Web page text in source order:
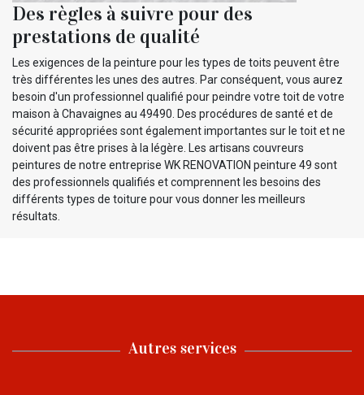
Des règles à suivre pour des
prestations de qualité
Les exigences de la peinture pour les types de toits peuvent être
très différentes les unes des autres. Par conséquent, vous aurez
besoin d'un professionnel qualifié pour peindre votre toit de votre
maison à Chavaignes au 49490. Des procédures de santé et de
sécurité appropriées sont également importantes sur le toit et ne
doivent pas être prises à la légère. Les artisans couvreurs
peintures de notre entreprise WK RENOVATION peinture 49 sont
des professionnels qualifiés et comprennent les besoins des
différents types de toiture pour vous donner les meilleurs
résultats.
Autres services